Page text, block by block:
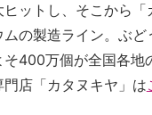
ヒットし、そこから
の製造ライン。ぶ
400万個が全国各地
門店「カタヌキヤ」は